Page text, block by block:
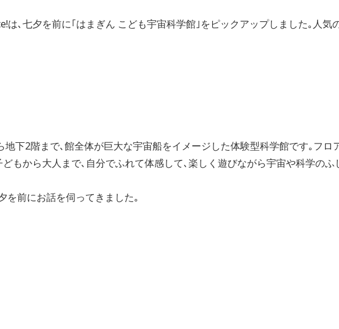
は､七夕を前に｢はまぎん こども宇宙科学館｣をピックアップしました｡人気
下2階まで､館全体が巨大な宇宙船をイメージした体験型科学館です｡フロ
もから大人まで､自分でふれて体感して､楽しく遊びながら宇宙や科学のふ
を前にお話を伺ってきました｡